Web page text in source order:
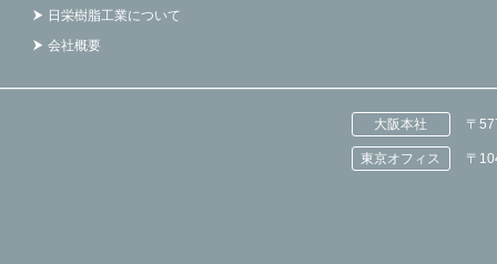
日栄樹脂工業について
会社概要
大阪本社 〒
東京オフィス 〒